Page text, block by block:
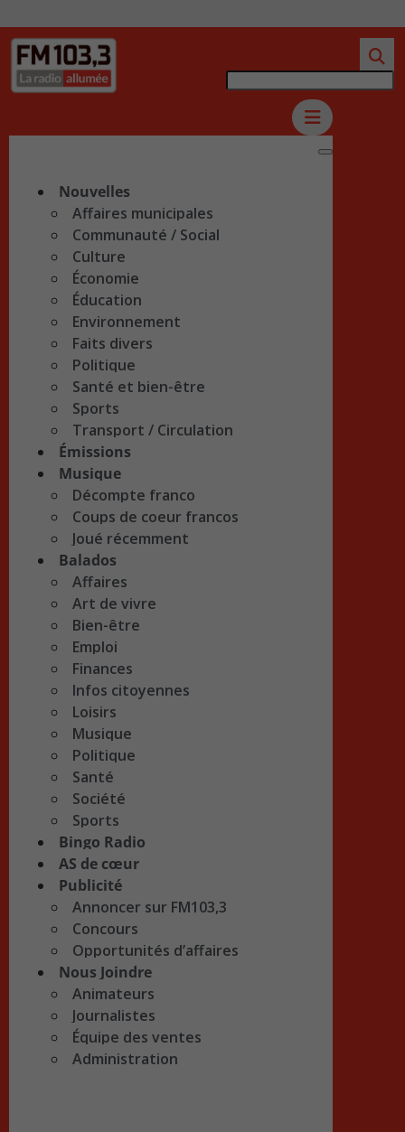
Nouvelles
Affaires municipales
Communauté / Social
Culture
Économie
Éducation
Environnement
Faits divers
Politique
Santé et bien-être
Sports
Transport / Circulation
Émissions
Musique
Décompte franco
Coups de coeur francos
Joué récemment
Balados
Affaires
Art de vivre
Bien-être
Emploi
Finances
Infos citoyennes
Loisirs
Musique
Politique
Santé
Société
Sports
Bingo Radio
AS de cœur
Publicité
Annoncer sur FM103,3
Concours
Opportunités d’affaires
Nous Joindre
Animateurs
Journalistes
Équipe des ventes
Administration